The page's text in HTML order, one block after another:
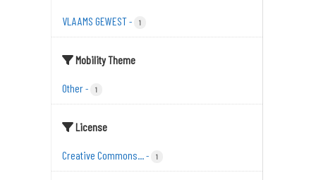
VLAAMS GEWEST- 1
Mobility Theme
Other- 1
License
Creative Commons...- 1